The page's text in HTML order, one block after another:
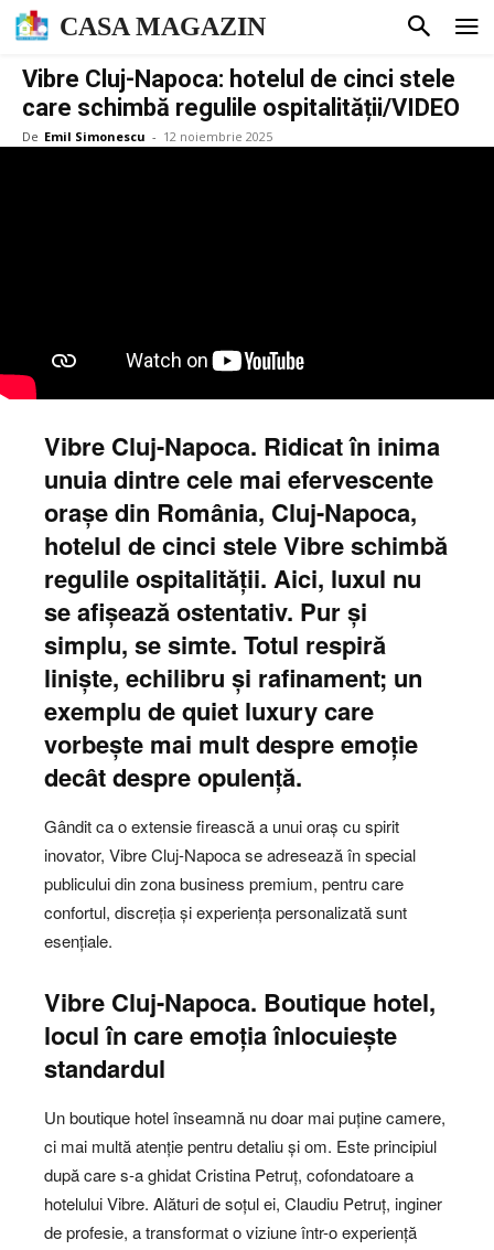
CASA MAGAZIN
Vibre Cluj-Napoca: hotelul de cinci stele
care schimbă regulile ospitalității/VIDEO
De Emil Simonescu - 12 noiembrie 2025
Vibre Cluj-Napoca. Ridicat în inima
unuia dintre cele mai efervescente
orașe din România, Cluj-Napoca,
hotelul de cinci stele Vibre schimbă
regulile ospitalității. Aici, luxul nu
se afișează ostentativ. Pur și
simplu, se simte. Totul respiră
liniște, echilibru și rafinament; un
exemplu de quiet luxury care
vorbește mai mult despre emoție
decât despre opulență.
Gândit ca o extensie firească a unui oraș cu spirit
inovator, Vibre Cluj-Napoca se adresează în special
publicului din zona business premium, pentru care
confortul, discreția și experiența personalizată sunt
esențiale.
Vibre Cluj-Napoca. Boutique hotel,
locul în care emoția înlocuiește
standardul
Un boutique hotel înseamnă nu doar mai puține camere,
ci mai multă atenție pentru detaliu și om. Este principiul
după care s-a ghidat Cristina Petruț, cofondatoare a
hotelului Vibre. Alături de soțul ei, Claudiu Petruț, inginer
de profesie, a transformat o viziune într-o experiență